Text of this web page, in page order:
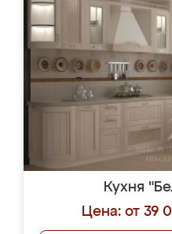
Кухня
Цена: от 39